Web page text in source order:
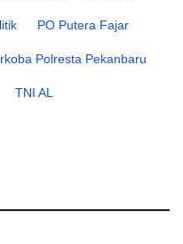
PO Putera Fajar
Polresta Pekanbaru
TNI AL